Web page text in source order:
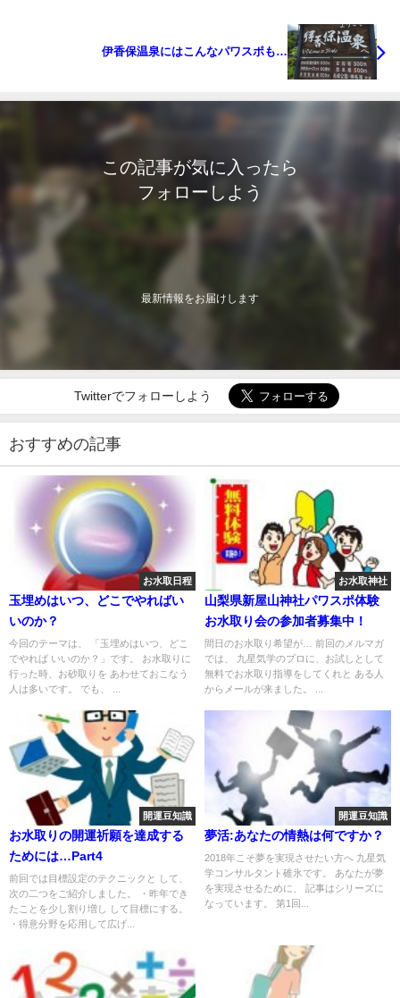
伊香保温泉にはこんなパワスポも…
この記事が気に入ったら
フォローしよう
最新情報をお届けします
Twitterでフォローしよう
おすすめの記事
お水取日程
玉埋めはいつ、どこでやればい
いのか？
今回のテーマは、 「玉埋めはいつ、どこ
でやれば いいのか？」です。 お水取りに
行った時、お砂取りを あわせておこなう
人は多いです。 でも、 ...
お水取神社
山梨県新屋山神社パワスポ体験
お水取り会の参加者募集中！
間日のお水取り希望が… 前回のメルマガ
では、 九星気学のプロに、お試しとして
無料でお水取り指導をしてくれと ある人
からメールが来ました。 ...
開運豆知識
お水取りの開運祈願を達成する
ためには…Part4
前回では目標設定のテクニックと して、
次の二つをご紹介しました。 ・昨年でき
たことを少し割り増し して目標にする。
・得意分野を応用して広げ...
開運豆知識
夢活:あなたの情熱は何ですか？
2018年こそ夢を実現させたい方へ 九星気
学コンサルタント碓氷です。 あなたが夢
を実現させるために、 記事はシリーズに
なっています。 第1回...